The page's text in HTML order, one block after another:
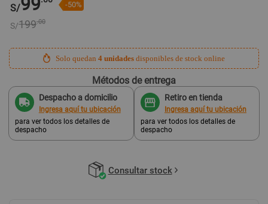
S/ -50%
S/199.00
Solo quedan4 unidades disponibles de stock online
Métodos de entrega
Despacho a domicilio
Ingresa aquí tu ubicación
para ver todos los detalles de
despacho
Retiro en tienda
Ingresa aquí tu ubicación
para ver todos los detalles de
despacho
Consultar stock